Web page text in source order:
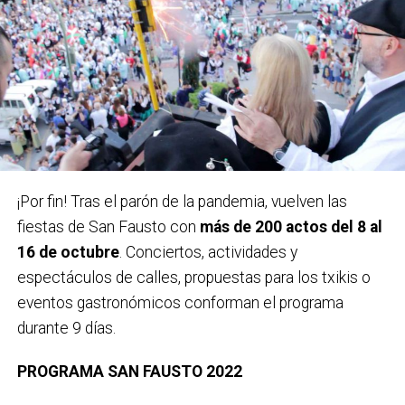
En la categoría senior se repartirán 1.800 euros en
premios:1.500 euros para el autor elegido por el
jurado y 300 euros de accésit al mejor diseño local.
Los premios no serán acumulables y tendrán la
retención correspondiente del IRPF.
En esta categoría infantilparticiparán jóvenes de 1º
¡Por fin! Tras el parón de la pandemia, vuelven las
fiestas de San Fausto con más de 200 actos del 8 al
16 de octubre. Conciertos, actividades y
espectáculos de calles, propuestas para los txikis o
eventos gastronómicos conforman el programa
durante 9 días.
PROGRAMA SAN FAUSTO 2022